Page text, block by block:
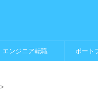
エンジニア転職 ポート
>